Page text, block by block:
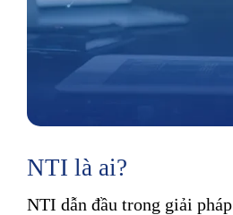
NTI là ai?
NTI dẫn đầu trong giải